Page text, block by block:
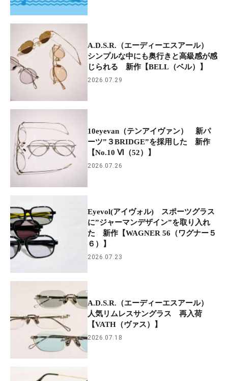
A.D.S.R.（エーディーエスアール）
シンプルな中にも奥行きと高級感が感
じられる 新作【BELL（ベル）】
2026.07.29
10eyevan（テンアイヴァン） 新パ
ーツ”３BRIDGE”を採用した 新作
【No.10 Ⅵ（52）】
2026.07.26
Eyevol(アイヴォル) スポーツグラス
に”ジャーマンデザイン”を取り入れ
た 新作【WAGNER 56（ワグナー５
６）】
2026.07.23
A.D.S.R.（エーディーエスアール）
人気リムレスサングラス 再入荷
【VATH（ヴァス）】
2026.07.18